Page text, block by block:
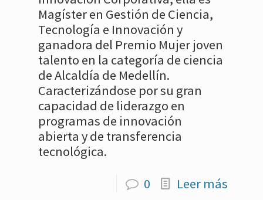
Magíster en Gestión de Ciencia,
Tecnología e Innovación y
ganadora del Premio Mujer joven
talento en la categoría de ciencia
de Alcaldía de Medellín.
Caracterizándose por su gran
capacidad de liderazgo en
programas de innovación
abierta y de transferencia
tecnológica.
0
Leer más